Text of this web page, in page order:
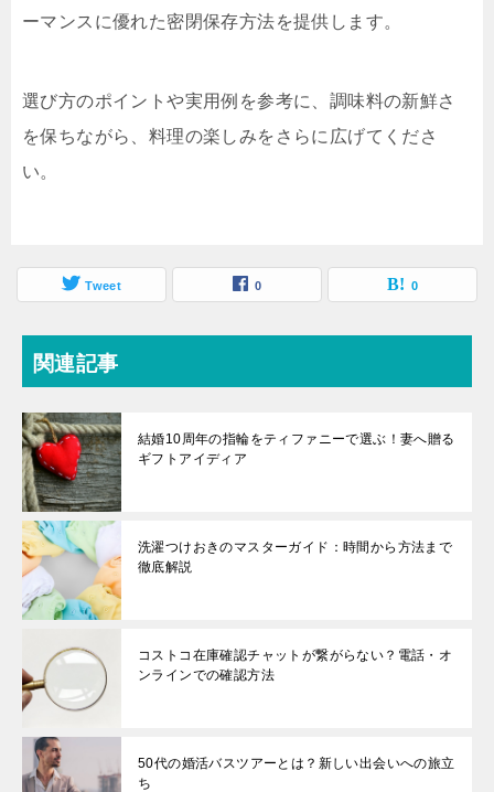
ーマンスに優れた密閉保存方法を提供します。
選び方のポイントや実用例を参考に、調味料の新鮮さ
を保ちながら、料理の楽しみをさらに広げてくださ
い。
Tweet 0 0
関連記事
結婚10周年の指輪をティファニーで選ぶ！妻へ贈る
ギフトアイディア
洗濯つけおきのマスターガイド：時間から方法まで
徹底解説
コストコ在庫確認チャットが繋がらない？電話・オ
ンラインでの確認方法
50代の婚活バスツアーとは？新しい出会いへの旅立
ち